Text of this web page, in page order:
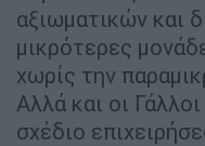
αξιωματικών και
μικρότερες
χωρίς την
Αλλά και οι
σχέδιο